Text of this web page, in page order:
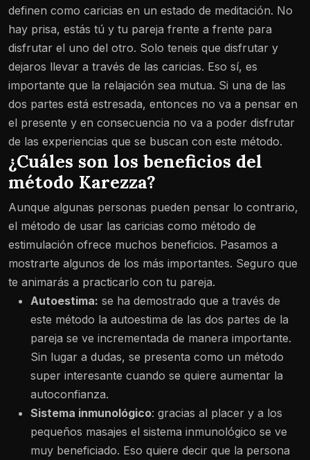
definen como caricias en un estado de meditación. No
hay prisa, estás tú y tu pareja frente a frente para
disfrutar el uno del otro. Solo teneis que disfrutar y
dejaros llevar a través de las caricias. Eso sí, es
importante que la relajación sea mutua. Si una de las
dos partes está estresada, entonces no va a pensar en
el presente y en consecuencia no va a poder disfrutar
de las experiencias que se buscan con este método.
¿Cuáles son los beneficios del
método Karezza?
Aunque algunas personas pueden pensar lo contrario,
el método de usar las caricias como método de
estimulación ofrece muchos beneficios. Pasamos a
mostrarte algunos de los más importantes. Seguro que
te animarás a practicarlo con tu pareja.
Autoestima: se ha demostrado que a través de
este método la autoestima de las dos partes de la
pareja se ve incrementada de manera importante.
Sin lugar a dudas, se presenta como un método
super interesante cuando se quiere aumentar la
autoconfianza.
Sistema inmunológico: gracias al placer y a los
pequeños masajes el sistema inmunológico se ve
muy beneficiado. Eso quiere decir que la persona